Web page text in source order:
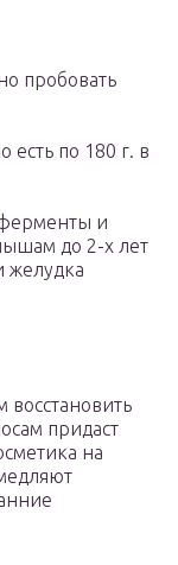
пробовать
по 180 г. в
и
до 2-х лет
желудка
придаст
на